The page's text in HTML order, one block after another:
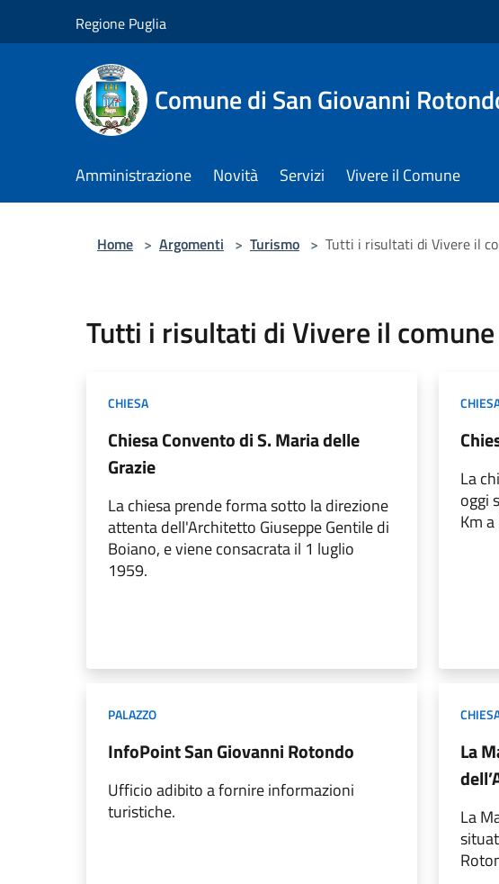
Regione Puglia
Comune di San Giovanni
Amministrazione Novità Servizi Vivere il Comune
Home > Argomenti > Turismo > Tutti i risultati di Vivere il
Tutti i risultati di Vivere il
CHIESA
Chiesa Convento di S. Maria delle
Grazie
La chiesa prende forma sotto la direzione
attenta dell'Architetto Giuseppe Gentile di
Boiano, e viene consacrata il 1 luglio
1959.
La
oggi
Km
PALAZZO
InfoPoint San Giovanni Rotondo
Ufficio adibito a fornire informazioni
turistiche.
La
La